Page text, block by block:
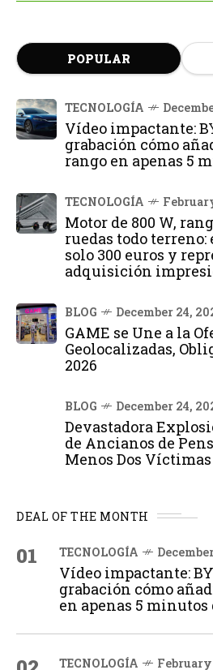
POPULAR
TECNOLOGÍA
Vídeo impactante:
grabación cómo
rango en apenas 5
TECNOLOGÍA
Motor de 800 W,
ruedas todo terreno:
solo 300 euros y
adquisición
BLOG December 24,
GAME se Une a la
Geolocalizadas,
2026
BLOG December 24,
Devastadora
de Ancianos de
Menos Dos
DEAL OF THE MONTH
01 TECNOLOGÍA
Vídeo impactante:
grabación cómo
en apenas 5 minutos
TECNOLOGÍA February